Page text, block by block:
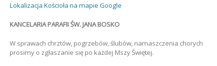
Lokalizacja Kościoła na mapie Google
KANCELARIA PARAFII ŚW. JANA BOSKO
W sprawach chrztów, pogrzebów, ślubów, namaszczenia chorych
prosimy o zgłaszanie się po każdej Mszy Świętej.